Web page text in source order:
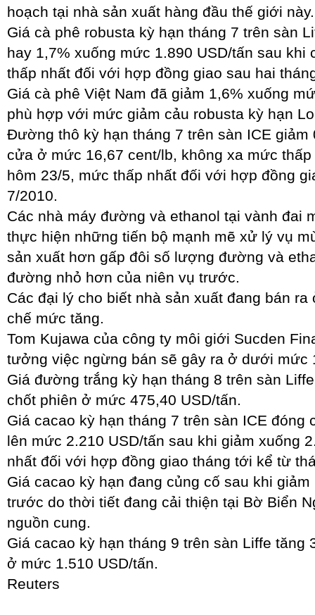
hoạch tại nhà sản xuất hàng đầu thế giới này.
Giá cà phê robusta kỳ hạn tháng 7 trên sàn
hay 1,7% xuống mức 1.890 USD/tấn sau khi
thấp nhất đối với hợp đồng giao sau hai
Giá cà phê Việt Nam đã giảm 1,6% xuống
phù hợp với mức giảm cảu robusta kỳ hạn
Đường thô kỳ hạn tháng 7 trên sàn ICE giảm
cửa ở mức 16,67 cent/lb, không xa mức
hôm 23/5, mức thấp nhất đối với hợp đồng
7/2010.
Các nhà máy đường và ethanol tại vành đai
thực hiện những tiến bộ mạnh mẽ xử lý vụ
sản xuất hơn gấp đôi số lượng đường và
đường nhỏ hơn của niên vụ trước.
Các đại lý cho biết nhà sản xuất đang bán
chế mức tăng.
Tom Kujawa của công ty môi giới Sucden
tưởng việc ngừng bán sẽ gây ra ở dưới mức
Giá đường trắng kỳ hạn tháng 8 trên sàn
chốt phiên ở mức 475,40 USD/tấn.
Giá cacao kỳ hạn tháng 7 trên sàn ICE đóng
lên mức 2.210 USD/tấn sau khi giảm xuống
nhất đối với hợp đồng giao tháng tới kể từ
Giá cacao kỳ hạn đang củng cố sau khi
trước do thời tiết đang cải thiện tại Bờ Biển
nguồn cung.
Giá cacao kỳ hạn tháng 9 trên sàn Liffe tăng
ở mức 1.510 USD/tấn.
Reuters